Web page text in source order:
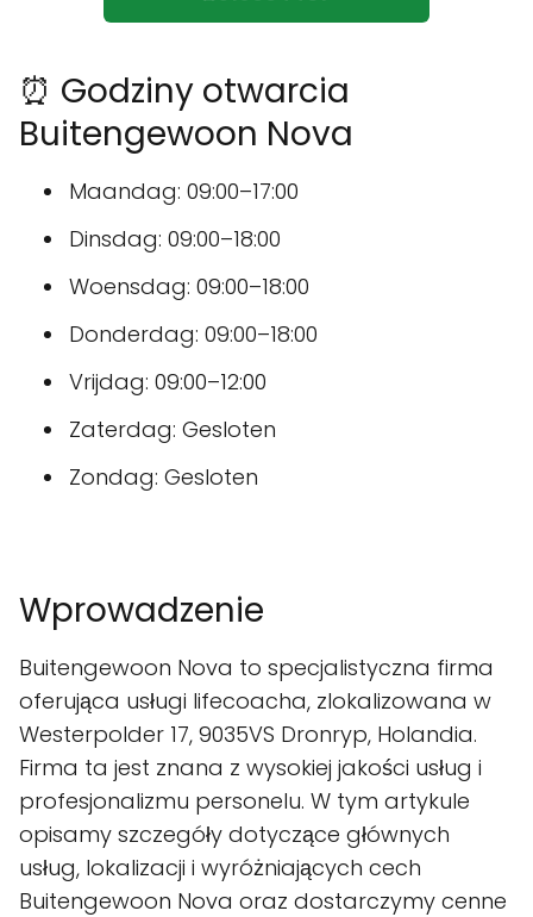
⏰ Godziny otwarcia
Buitengewoon Nova
Maandag: 09:00–17:00
Dinsdag: 09:00–18:00
Woensdag: 09:00–18:00
Donderdag: 09:00–18:00
Vrijdag: 09:00–12:00
Zaterdag: Gesloten
Zondag: Gesloten
Wprowadzenie
Buitengewoon Nova to specjalistyczna firma
oferująca usługi lifecoacha, zlokalizowana w
Westerpolder 17, 9035VS Dronryp, Holandia.
Firma ta jest znana z wysokiej jakości usług i
profesjonalizmu personelu. W tym artykule
opisamy szczegóły dotyczące głównych
usług, lokalizacji i wyróżniających cech
Buitengewoon Nova oraz dostarczymy cenne